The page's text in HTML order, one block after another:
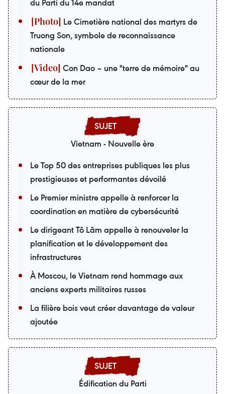
du Parti du 14e mandat
Le Cimetière national des martyrs de
Truong Son, symbole de reconnaissance
nationale
Con Dao – une "terre de mémoire" au
cœur de la mer
Vietnam - Nouvelle ère
Le Top 50 des entreprises publiques les plus
prestigieuses et performantes dévoilé
Le Premier ministre appelle à renforcer la
coordination en matière de cybersécurité
Le dirigeant Tô Lâm appelle à renouveler la
planification et le développement des
infrastructures
À Moscou, le Vietnam rend hommage aux
anciens experts militaires russes
La filière bois veut créer davantage de valeur
ajoutée
Édification du Parti